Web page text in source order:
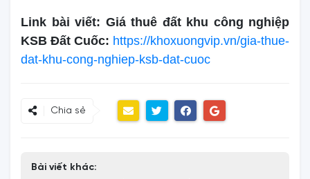
Link bài viết: Giá thuê đất khu công nghiệp
KSB Đất Cuốc: https://khoxuongvip.vn/gia-thue-
dat-khu-cong-nghiep-ksb-dat-cuoc
Chia sẻ
Bài viết khác: